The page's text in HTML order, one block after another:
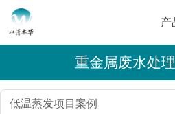
产
重金属废水处
低温蒸发项目案例